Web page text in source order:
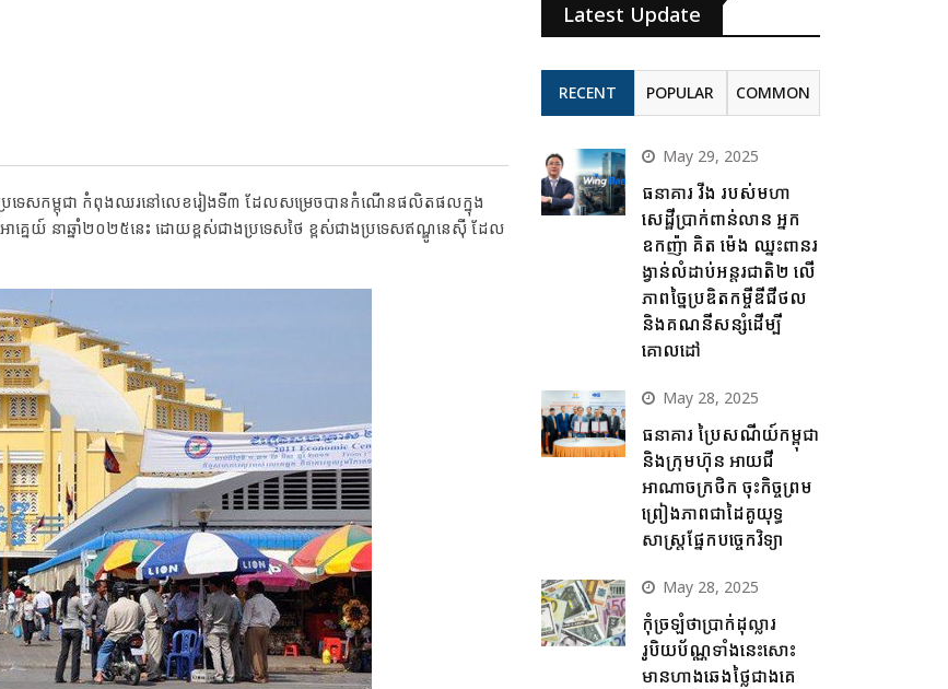
ា ប្រទេសកម្ពុជា កំពុងឈរនៅលេខរៀងទី៣ ដែលសម្រេចបានកំណើនផលិតផលក្នុង
គ្នេយ៍ នាឆ្នាំ២០២៥នេះ ដោយខ្ពស់ជាងប្រទេសថៃ ខ្ពស់ជាងប្រទេសឥណ្ឌូនេស៊ី ដែល
Latest Update
RECENT POPULAR COMMON
May 29, 2025
ធនាគារ វីង របស់មហា
សេដ្ឋីប្រាក់ពាន់លាន អ្នក
ឧកញ៉ា គិត ម៉េង ឈ្នះពានរ
ង្វាន់លំដាប់អន្តរជាតិ២ លើ
ភាពច្នៃប្រឌិតកម្ចីឌីជីថល
និងគណនីសន្សំដើម្បី
គោលដៅ
May 28, 2025
ធនាគារ ប្រៃសណីយ៍កម្ពុជា
និងក្រុមហ៊ុន អាយជី
អាណាចក្រថិក ចុះកិច្ចព្រម
ព្រៀងភាពជាដៃគូយុទ្ធ
សាស្ត្រផ្នែកបច្ចេកវិទ្យា
May 28, 2025
កុំច្រឡំថាប្រាក់ដុល្លារ
រូបិយប័ណ្ណទាំងនេះសោះ
មានហាងឆេងថ្លៃជាងគេ